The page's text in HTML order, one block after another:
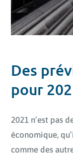
Des
pour
2021 n’est pas
économique,
comme des